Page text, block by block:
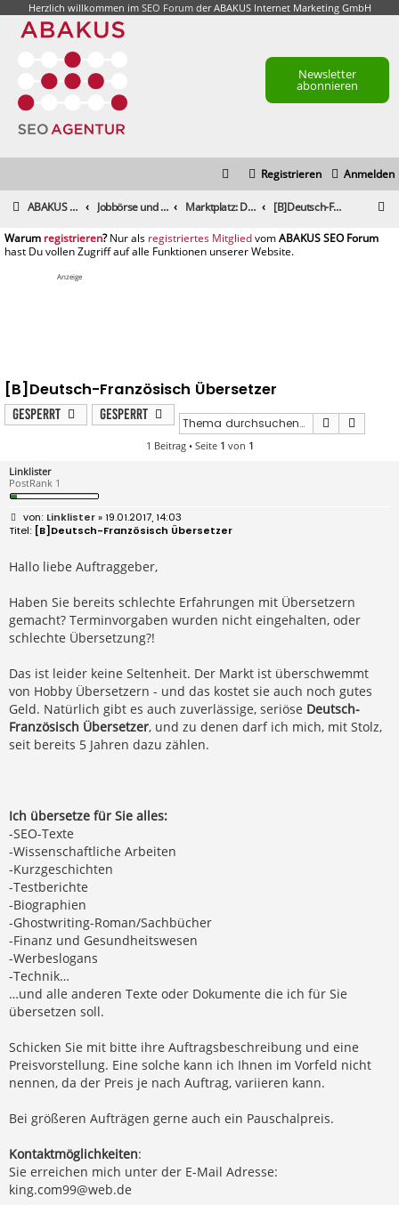
Herzlich willkommen im SEO Forumder ABAKUS Internet Marketing GmbH
Newsletter
abonnieren
Anmelden
Registrieren
ABAKUS Foren-Übersicht Jobbörse und Marktplatz Marktplatz: Dienstleistungen [B]Deutsch-Französisch Übersetzer
registrieren registriertes Mitglied
Anzeige
[B]Deutsch-Französisch Übersetzer
Gesperrt Gesperrt Suche
1 Beitrag • Seite 1 von 1
Linklister
PostRank 1
B
e
i
r
a
Linklister» 19.01.2017, 14:03
[B]Deutsch-Französisch Übersetzer
Hallo liebe Auftraggeber,
Haben Sie bereits schlechte Erfahrungen mit Übersetzern
gemacht? Terminvorgaben wurden nicht eingehalten, oder
schlechte Übersetzung?!
Das ist leider keine Seltenheit. Der Markt ist überschwemmt
von Hobby Übersetzern - und das kostet sie auch noch gutes
Geld. Natürlich gibt es auch zuverlässige, seriöse Deutsch-
Französisch Übersetzer, und zu denen darf ich mich, mit Stolz,
seit bereits 5 Jahren dazu zählen.
Ich übersetze für Sie alles:
-SEO-Texte
-Wissenschaftliche Arbeiten
-Kurzgeschichten
-Testberichte
-Biographien
-Ghostwriting-Roman/Sachbücher
-Finanz und Gesundheitswesen
-Werbeslogans
-Technik…
…und alle anderen Texte oder Dokumente die ich für Sie
übersetzen soll.
Schicken Sie mit bitte ihre Auftragsbeschreibung und eine
Preisvorstellung. Eine solche kann ich Ihnen im Vorfeld nicht
nennen, da der Preis je nach Auftrag, variieren kann.
Bei größeren Aufträgen gerne auch ein Pauschalpreis.
Kontaktmöglichkeiten:
Sie erreichen mich unter der E-Mail Adresse:
king.com99@web.de